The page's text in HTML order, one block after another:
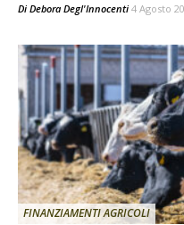
Di Debora Degl'Innocenti 4 Agosto
FINANZIAMENTI AGRICOLI